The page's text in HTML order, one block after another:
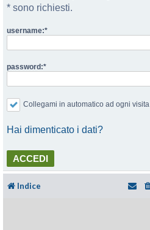
* sono richiesti.
username:
password:
Collegami in automatico ad ogni visita
Hai dimenticato i dati?
Indice